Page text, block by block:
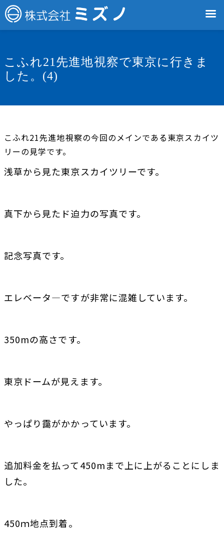
こふれ21先進地視察で東京に行きま
した。(4)
こふれ21先進地視察の今回のメインである東京スカイツ
リーの見学です。
浅草から見た東京スカイツリーです。
真下から見たド迫力の写真です。
記念写真です。
エレベータ―ですが非常に混雑しています。
350mの高さです。
東京ドームが見えます。
やっぱり靄がかかっています。
追加料金を払って450mまで上に上がることにしま
した。
450ｍ地点到着。